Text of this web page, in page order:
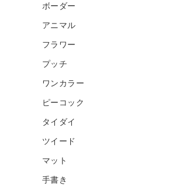
ボーダー
アニマル
フラワー
プッチ
ワンカラー
ピーコック
タイダイ
ツイード
マット
手書き